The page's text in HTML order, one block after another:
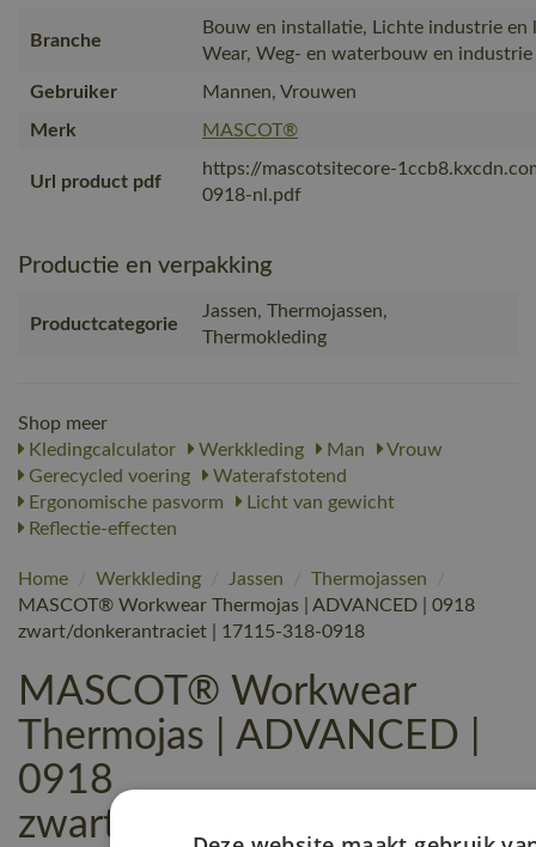
Branche
Bouw en installatie, Lichte industrie en
Wear, Weg- en waterbouw en industrie
Gebruiker
Mannen, Vrouwen
Merk
MASCOT®
Url product pdf
https://mascotsitecore-
0918-nl.pdf
Productie en verpakking
Productcategorie
Jassen, Thermojassen,
Thermokleding
Shop meer
Kledingcalculator
Werkkleding Man
Vrouw
Gerecycled voering
Waterafstotend
Ergonomische pasvorm
Licht van gewicht
Reflectie-effecten
Home / Werkkleding / Jassen / Thermojassen
/
MASCOT® Workwear Thermojas | ADVANCED | 0918
zwart/donkerantraciet | 17115-318-0918
MASCOT® Workwear
Thermojas | ADVANCED |
0918
zwart/donkerantraciet |